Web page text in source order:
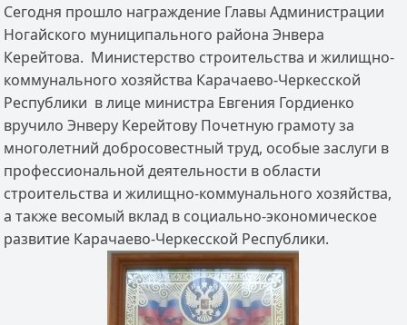
Сегодня прошло награждение Главы Администрации
Ногайского муниципального района Энвера
Керейтова. Министерство строительства и жилищно-
коммунального хозяйства Карачаево-Черкесской
Республики в лице министра Евгения Гордиенко
вручило Энверу Керейтову Почетную грамоту за
многолетний добросовестный труд, особые заслуги в
профессиональной деятельности в области
строительства и жилищно-коммунального хозяйства,
а также весомый вклад в социально-экономическое
развитие Карачаево-Черкесской Республики.